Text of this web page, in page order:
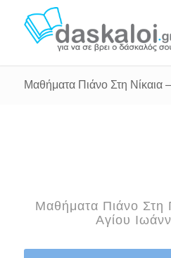
Μαθήματα Πιάνο Στη Νίκαια
Μαθήματα Πιάνο Στη
Αγίου